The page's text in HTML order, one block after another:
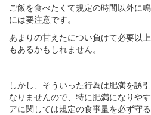
ご飯を食べたくて規定の時間以外に
には要注意です。
あまりの甘えたについ負けて必要以
もあるかもしれません。
しかし、そういった行為は肥満を誘
なりませんので、特に肥満になりや
アに関しては規定の食事量を必ず守